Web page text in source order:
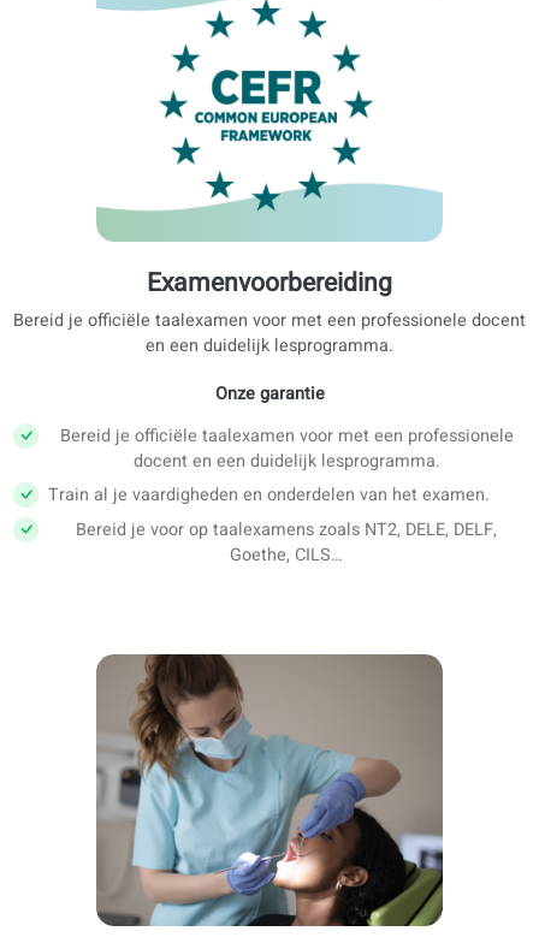
Spaans - A2
Ontdek al onze boeken
Beschikbaar bij en vertrouwd door
Schrijf je nu in
Duidelijke leerpaden
Leer met een duidelijke structuur — ook als je van
wisselt.
Examenvoorbereiding
Bereid je officiële taalexamen voor met een professionele